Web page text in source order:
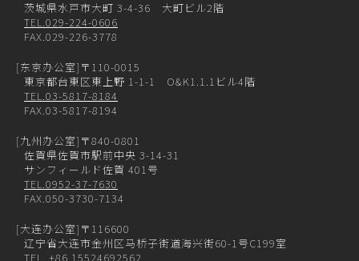
茨城県水戸市大町 3-4-36 大町ビル2階
TEL.029-224-0606
FAX.029-226-3778
[东京办公室] 〒110-0015
東京都台東区東上野 1-1-1 O&K1.1.1ビル4階
TEL.03-5817-8184
FAX.03-5817-8194
[九州办公室] 〒840-0801
佐賀県佐賀市駅前中央 3-14-31
サンフィールド佐賀 401号
TEL.0952-37-7630
FAX.050-3730-7134
[大连办公室] 〒116600
辽宁省大连市金州区马桥子街道海兴街60-1号C199室
TEL. +86 15524692562